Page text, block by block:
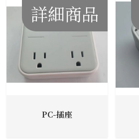
詳細商品
PC-插座